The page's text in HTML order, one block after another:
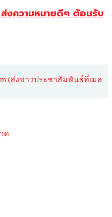
งความหมายดีๆ ต้อนรับ
(ส่งข่าวประชาสัมพันธ์ที่เมล
ด